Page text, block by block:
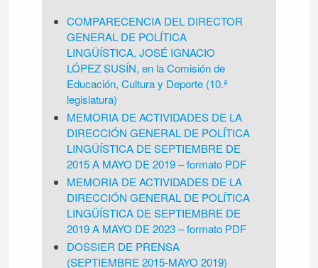
COMPARECENCIA DEL DIRECTOR
GENERAL DE POLÍTICA
LINGÜÍSTICA, JOSÉ IGNACIO
LÓPEZ SUSÍN, en la Comisión de
Educación, Cultura y Deporte (10.ª
legislatura)
MEMORIA DE ACTIVIDADES DE LA
DIRECCIÓN GENERAL DE POLÍTICA
LINGÜÍSTICA DE SEPTIEMBRE DE
2015 A MAYO DE 2019 – formato PDF
MEMORIA DE ACTIVIDADES DE LA
DIRECCIÓN GENERAL DE POLÍTICA
LINGÜÍSTICA DE SEPTIEMBRE DE
2019 A MAYO DE 2023 – formato PDF
DOSSIER DE PRENSA
(SEPTIEMBRE 2015-MAYO 2019)